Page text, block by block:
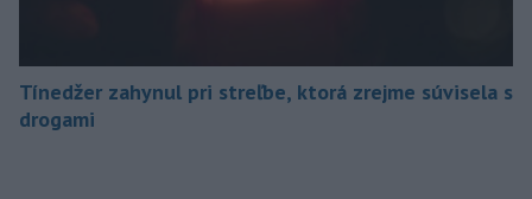
Tínedžer zahynul pri streľbe, ktorá zrejme súvisela s
drogami